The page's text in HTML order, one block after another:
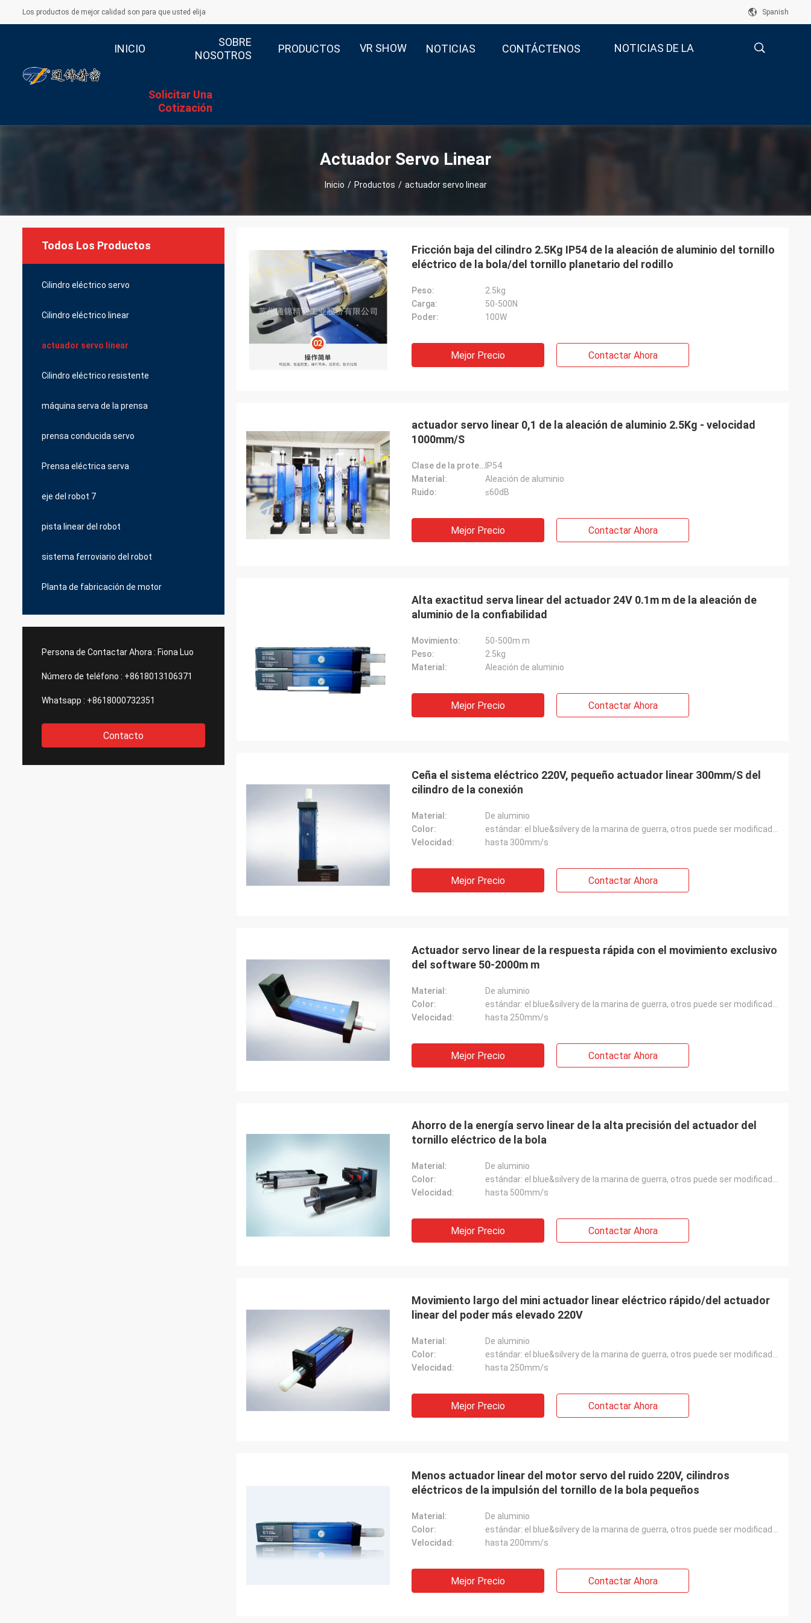
Los productos de mejor calidad son para que usted elija Spanish
INICIO
SOBRE
NOSOTROS
PRODUCTOS VR SHOW NOTICIAS CONTÁCTENOS NOTICIAS DE LA
Solicitar Una
Cotización
Actuador Servo Linear
Inicio / Productos / actuador servo linear
Todos Los Productos
Cilindro eléctrico servo
Cilindro eléctrico linear
actuador servo linear
Cilindro eléctrico resistente
máquina serva de la prensa
prensa conducida servo
Prensa eléctrica serva
eje del robot 7
pista linear del robot
sistema ferroviario del robot
Planta de fabricación de motor
Persona de Contactar Ahora : Fiona Luo
Número de teléfono : +8618013106371
Whatsapp : +8618000732351
Contacto
Fricción baja del cilindro 2.5Kg IP54 de la aleación de aluminio del tornillo
eléctrico de la bola/del tornillo planetario del rodillo
Peso:
2.5kg
Carga:
50-500N
Poder:
100W
Mejor Precio Contactar Ahora
actuador servo linear 0,1 de la aleación de aluminio 2.5Kg - velocidad
1000mm/S
Clase de la protección: IP54
Material:
Aleación de aluminio
Ruido:
≤60dB
Mejor Precio Contactar Ahora
Alta exactitud serva linear del actuador 24V 0.1m m de la aleación de
aluminio de la confiabilidad
Movimiento:
50-500m m
Peso:
2.5kg
Material:
Aleación de aluminio
Mejor Precio Contactar Ahora
Ceña el sistema eléctrico 220V, pequeño actuador linear 300mm/S del
cilindro de la conexión
Material:
De aluminio
Color:
Velocidad:
hasta 300mm/s
Mejor Precio Contactar Ahora
Actuador servo linear de la respuesta rápida con el movimiento exclusivo
del software 50-2000m m
Material:
De aluminio
Color:
Velocidad:
hasta 250mm/s
Mejor Precio Contactar Ahora
Ahorro de la energía servo linear de la alta precisión del actuador del
tornillo eléctrico de la bola
Material:
De aluminio
Color:
Velocidad:
hasta 500mm/s
Mejor Precio Contactar Ahora
Movimiento largo del mini actuador linear eléctrico rápido/del actuador
linear del poder más elevado 220V
Material:
De aluminio
Color:
Velocidad:
hasta 250mm/s
Mejor Precio Contactar Ahora
Menos actuador linear del motor servo del ruido 220V, cilindros
eléctricos de la impulsión del tornillo de la bola pequeños
Material:
De aluminio
Color:
Velocidad:
hasta 200mm/s
Mejor Precio Contactar Ahora